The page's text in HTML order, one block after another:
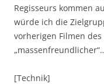
Regisseurs kommen
würde ich die
vorherigen Filmen
[Technik]